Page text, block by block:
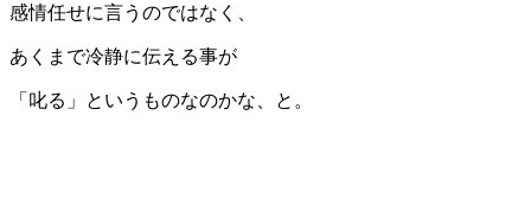
感情任せに言うのではなく、
あくまで冷静に伝える事が
「叱る」というものなのかな、と。